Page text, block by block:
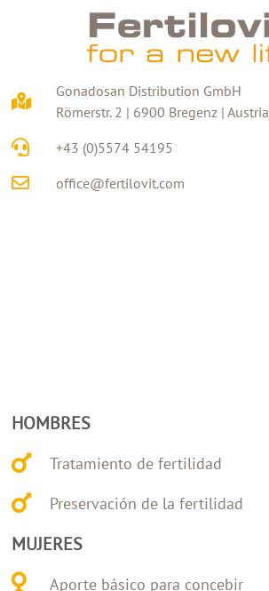
Gonadosan Distribution GmbH
Römerstr. 2 | 6900 Bregenz | Austria
+43 (0)5574 54195
office@fertilovit.com
HOMBRES
Tratamiento de fertilidad
Preservación de la fertilidad
MUJERES
Aporte básico para concebir